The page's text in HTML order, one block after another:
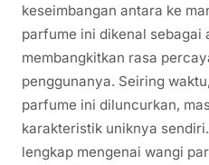
keseimbangan antara ke
parfume ini dikenal sebagai
membangkitkan rasa
penggunanya. Seiring
parfume ini diluncurkan,
karakteristik uniknya
lengkap mengenai wangi